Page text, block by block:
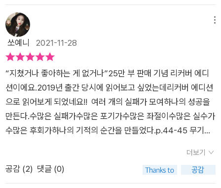
볼 수 있는 시간을 갖고 혼자의 시간이 필요하다면 혼자가 될 수
있는 용기를 가질 수 있었으면 좋겠다고 말한다. 그리고 막막하고
힘든 상황을 만났다면 이 책에 담긴 저자의 간절했던 사연이 위로
을 읽어보면 좋을 것 같다.------------------------------------
우리가 신호등을 기다릴 수 있는 이유는 곧 바뀔 거라는 걸 알기
때문이다.그러니 힘들어도 조금만 참자. 곧 바뀔거야. 좋게. 신호
등처럼. p.106 마음을 나눈다는 건 옆에 가만히 있어 주는 것과
같다.마음을 나눈다는 건 같은 길을 걷는 것과 같다.마음을 나눈
다는 건 말을 나누지 않아도 설사 서로 같은 곳을 보지 않아도언
제든 앞으로 함께할 거란 믿음이 마음에 있는 것과 같다. p.118
쏘예니 2021-11-28
“지쳤거나 좋아하는 게 없거나”25만 부 판매 기념 리커버 에디
션이에요.2019년 출간 당시에 읽어보고 싶었는데리커버 에디션
으로 읽어보게 되었네요!! 여러 개의 실패가 모여하나의 성공을
만든다.수많은 실패가수많은 포기가수많은 좌절이수많은 실수가
수많은 후회가하나의 기적의 순간을 만들었다.p.44-45 무기력
를 반복하면서 더 많은 것을 해낼 수 있다는 것을 배우고,참고 참
으며 지쳐버린 마음에 위로를 건네주는 책으로 꼭 읽어보시길 추
더보기
공감 (2) 댓글 (0)